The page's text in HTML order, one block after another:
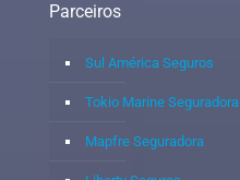
Parceiros
Sul América Seguros
Tokio Marine Seguradora
Mapfre Seguradora